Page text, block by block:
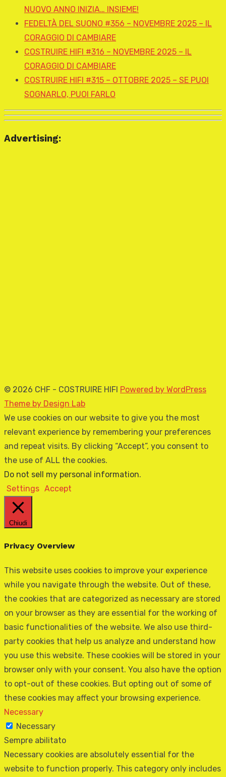
NUOVO ANNO INIZIA… INSIEME!
FEDELTÀ DEL SUONO #356 – NOVEMBRE 2025 – IL
CORAGGIO DI CAMBIARE
COSTRUIRE HIFI #316 – NOVEMBRE 2025 – IL
CORAGGIO DI CAMBIARE
COSTRUIRE HIFI #315 – OTTOBRE 2025 – SE PUOI
SOGNARLO, PUOI FARLO
Advertising:
© 2026 CHF - COSTRUIRE HIFI Powered by WordPress
Theme by Design Lab
We use cookies on our website to give you the most
relevant experience by remembering your preferences
and repeat visits. By clicking “Accept”, you consent to
the use of ALL the cookies.
Do not sell my personal information.
Settings Accept
Chiudi
Privacy Overview
This website uses cookies to improve your experience
while you navigate through the website. Out of these,
the cookies that are categorized as necessary are stored
on your browser as they are essential for the working of
basic functionalities of the website. We also use third-
party cookies that help us analyze and understand how
you use this website. These cookies will be stored in your
browser only with your consent. You also have the option
to opt-out of these cookies. But opting out of some of
these cookies may affect your browsing experience.
Necessary
Necessary
Sempre abilitato
Necessary cookies are absolutely essential for the
website to function properly. This category only includes